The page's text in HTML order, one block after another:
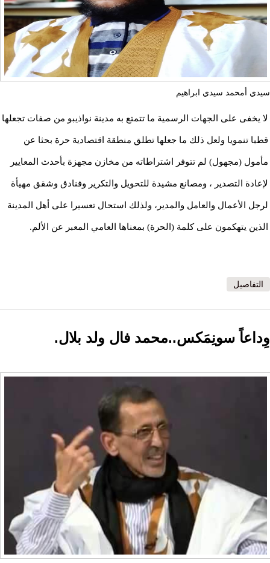
سيدي أمحمد سيدي ابراهيم
لا يخفى على الجهات الرسمية ما تتمتع به مدينة نواذيبو من صفات تجعلها
قطبا تنمويا ولعل ذلك ما جعلها تطلق منطقة اقتصادية حرة بحثا عن
مأمول (مجهول) لم تتوفر اشتراطاته من مخازن مجهزة بأحدث المعايير
لإعادة التصدير ، ومصانع مشيدة للتحويل والتكرير وفنادق وشقق مهيأة
لرجل الأعمال والعامل والمدير، ولذلك استحال تعسيرا على أهل المدينة
الذين يتهكمون على كلمة (الحرة) بمعناها العامي المعبر عن الألم.
التفاصيل
وِداعاً سونِمَكس..محمد فال ولد بلال.